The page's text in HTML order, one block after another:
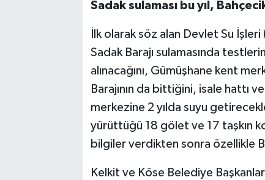
Sadak sulaması bu yıl,
İlk olarak söz alan Devlet Su
Sadak Barajı sulamasında
alınacağını, Gümüşhane kent
Barajının da bittiğini, isale hattı
merkezine 2 yılda suyu
yürüttüğü 18 gölet ve 17 taşkın
bilgiler verdikten sonra özellikle
Kelkit ve Köse Belediye